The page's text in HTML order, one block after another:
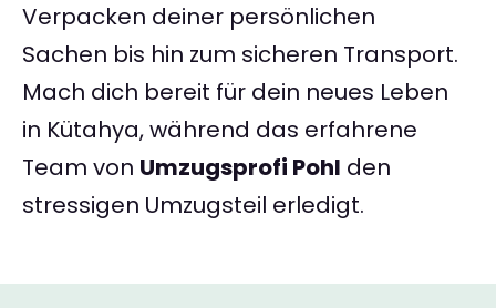
Verpacken deiner persönlichen
Sachen bis hin zum sicheren Transport.
Mach dich bereit für dein neues Leben
in Kütahya, während das erfahrene
Team von Umzugsprofi Pohl den
stressigen Umzugsteil erledigt.